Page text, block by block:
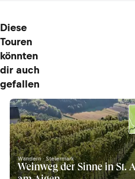
Diese
Touren
könnten
dir auch
gefallen
Wandern · Steiermark
Weinweg der Sinne in St.